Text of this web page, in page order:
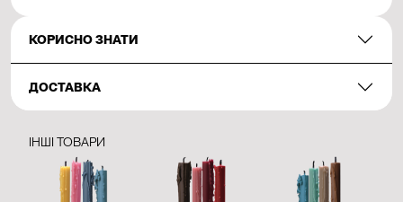
КОРИСНО ЗНАТИ
ДОСТАВКА
ІНШІ ТОВАРИ